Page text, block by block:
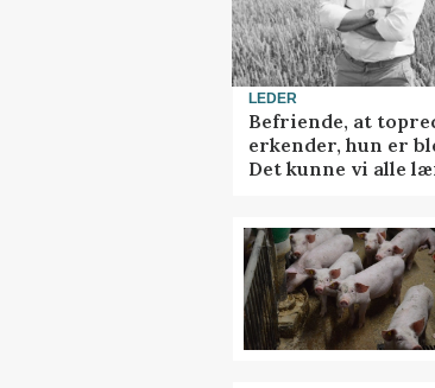
LEDER
Befriende, at
erkender, hun er
Det kunne vi alle